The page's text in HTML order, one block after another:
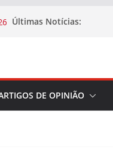
Últimas Notícias:
DE OPINIÃO